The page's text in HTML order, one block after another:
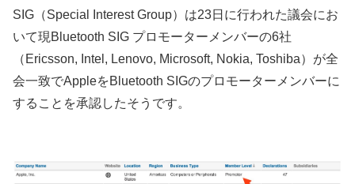
SIG（Special Interest Group）は23日に行われた議会にお
いて現Bluetooth SIG プロモーターメンバーの6社
（Ericsson, Intel, Lenovo, Microsoft, Nokia, Toshiba）が全
会一致でAppleをBluetooth SIGのプロモーターメンバーに
することを承認したそうです。